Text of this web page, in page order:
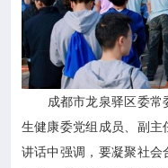
成都市龙泉驿区委常
生健康委党组成员、副
讲话中强调，要凝聚社会